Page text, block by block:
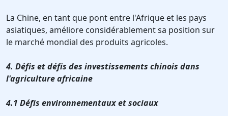
La Chine, en tant que pont entre l'Afrique et les pays
asiatiques, améliore considérablement sa position sur
le marché mondial des produits agricoles.
4. Défis et défis des investissements chinois dans
l'agriculture africaine
4.1 Défis environnementaux et sociaux